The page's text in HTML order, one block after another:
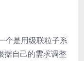
个是用级联粒子系
据自己的需求调整